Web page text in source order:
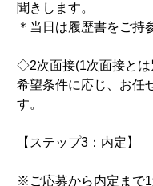
聞きします。
＊当日は履歴書をご持
◇2次面接(1次面接とは
希望条件に応じ、お任
す。
【ステップ3：内定】
※ご応募から内定まで1